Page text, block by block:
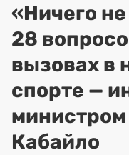
«Ничего
28
вызовах в
спорте —
Кабайло